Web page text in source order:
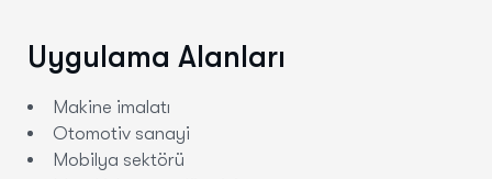
Uygulama Alanları
Makine imalatı
Otomotiv sanayi
Mobilya sektörü